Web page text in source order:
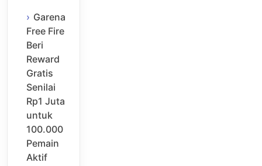
Garena
Free Fire
Beri
Reward
Gratis
Senilai
Rp1 Juta
untuk
100.000
Pemain
Aktif